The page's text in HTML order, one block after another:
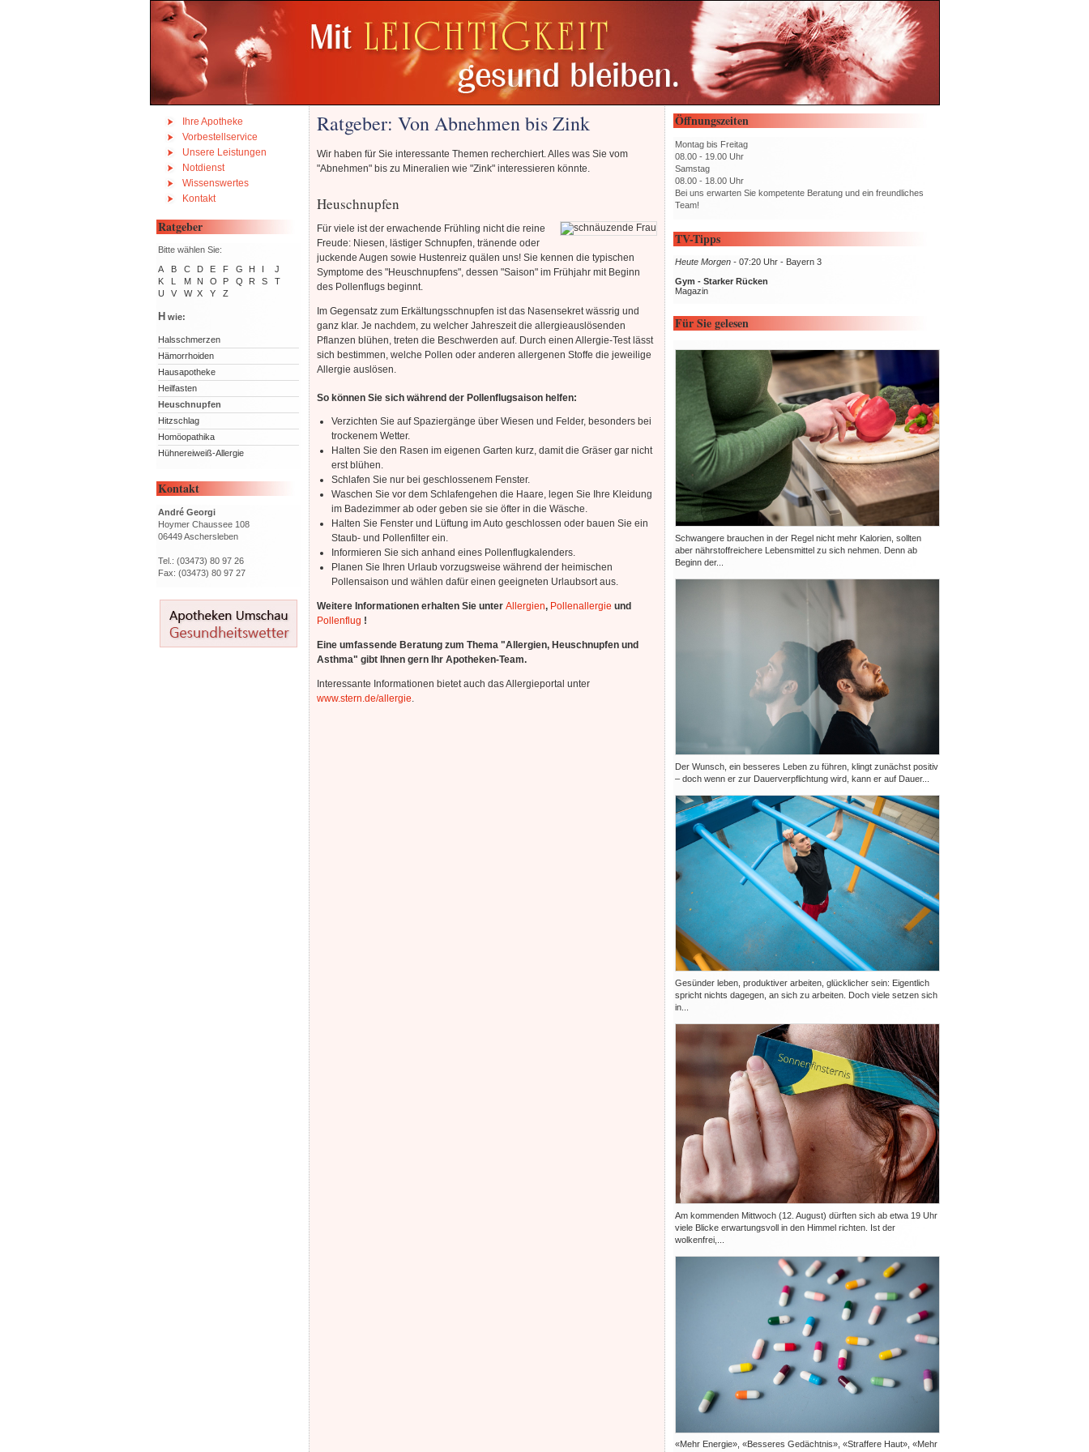
Ihre Apotheke
Vorbestellservice
Unsere Leistungen
Notdienst
Wissenswertes
Kontakt
Ratgeber
Bitte wählen Sie:
A
B C D E F G H I
J
K
L M N O P Q R S
T
U
V W X Y Z
H wie:
Halsschmerzen
Hämorrhoiden
Hausapotheke
Heilfasten
Heuschnupfen
Hitzschlag
Homöopathika
Hühnereiweiß-Allergie
Kontakt
André Georgi
Hoymer Chaussee 108
06449 Aschersleben
Tel.: (03473) 80 97 26
Fax: (03473) 80 97 27
Ratgeber: Von Abnehmen bis Zink
Wir haben für Sie interessante Themen recherchiert. Alles was Sie vom
"Abnehmen" bis zu Mineralien wie "Zink" interessieren könnte.
Heuschnupfen
Für viele ist der erwachende Frühling nicht die reine
Freude: Niesen, lästiger Schnupfen, tränende oder
juckende Augen sowie Hustenreiz quälen uns! Sie kennen die typischen
Symptome des "Heuschnupfens", dessen "Saison" im Frühjahr mit Beginn
des Pollenflugs beginnt.
Im Gegensatz zum Erkältungsschnupfen ist das Nasensekret wässrig und
ganz klar. Je nachdem, zu welcher Jahreszeit die allergieauslösenden
Pflanzen blühen, treten die Beschwerden auf. Durch einen Allergie-Test lässt
sich bestimmen, welche Pollen oder anderen allergenen Stoffe die jeweilige
Allergie auslösen.
So können Sie sich während der Pollenflugsaison helfen:
Verzichten Sie auf Spaziergänge über Wiesen und Felder, besonders bei
trockenem Wetter.
Halten Sie den Rasen im eigenen Garten kurz, damit die Gräser gar nicht
erst blühen.
Schlafen Sie nur bei geschlossenem Fenster.
Waschen Sie vor dem Schlafengehen die Haare, legen Sie Ihre Kleidung
im Badezimmer ab oder geben sie sie öfter in die Wäsche.
Halten Sie Fenster und Lüftung im Auto geschlossen oder bauen Sie ein
Staub- und Pollenfilter ein.
Informieren Sie sich anhand eines Pollenflugkalenders.
Planen Sie Ihren Urlaub vorzugsweise während der heimischen
Pollensaison und wählen dafür einen geeigneten Urlaubsort aus.
Weitere Informationen erhalten Sie unter Allergien, Pollenallergie und
Pollenflug !
Eine umfassende Beratung zum Thema "Allergien, Heuschnupfen und
Asthma" gibt Ihnen gern Ihr Apotheken-Team.
Interessante Informationen bietet auch das Allergieportal unter
www.stern.de/allergie.
Öffnungszeiten
Montag bis Freitag
08.00 - 19.00 Uhr
Samstag
08.00 - 18.00 Uhr
Bei uns erwarten Sie kompetente Beratung und ein freundliches
Team!
TV-Tipps
Heute Morgen -07:20 Uhr - Bayern 3
Gym - Starker Rücken
Magazin
Für Sie gelesen
Schwangere brauchen in der Regel nicht mehr Kalorien, sollten
aber nährstoffreichere Lebensmittel zu sich nehmen. Denn ab
Beginn der...
Der Wunsch, ein besseres Leben zu führen, klingt zunächst positiv
– doch wenn er zur Dauerverpflichtung wird, kann er auf Dauer...
Gesünder leben, produktiver arbeiten, glücklicher sein: Eigentlich
spricht nichts dagegen, an sich zu arbeiten. Doch viele setzen sich
in...
Am kommenden Mittwoch (12. August) dürften sich ab etwa 19 Uhr
viele Blicke erwartungsvoll in den Himmel richten. Ist der
wolkenfrei,...
«Mehr Energie», «Besseres Gedächtnis», «Straffere Haut», «Mehr